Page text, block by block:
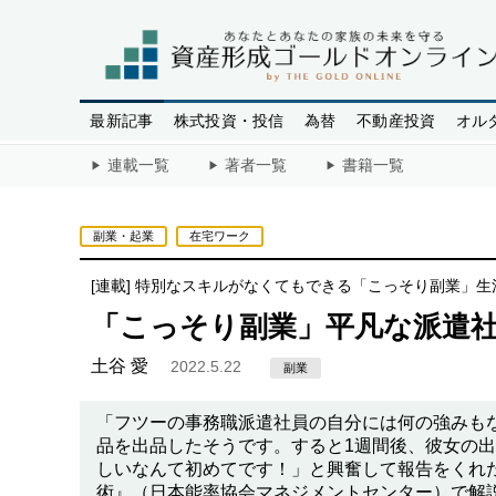
最新記事 株式投資・投信 為替 不動産投資 オル
連載一覧 著者一覧 書籍一覧
副業・起業 在宅ワーク
[連載] 特別なスキルがなくてもできる「こっそり副業」
「こっそり副業」平凡な派
土谷 愛 2022.5.22 副業
「フツーの事務職派遣社員の自分には何の強み
品を出品したそうです。すると1週間後、彼女の
しいなんて初めてです！」と興奮して報告をく
術』（日本能率協会マネジメントセンター）で解